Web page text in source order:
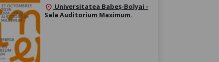
location_on Universitatea Babeș-Bolyai -
Sala Auditorium Maximum.